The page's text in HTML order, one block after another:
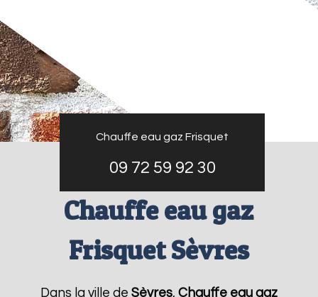
Chauffe eau gaz Frisquet
09 72 59 92 30
Chauffe eau gaz
Frisquet Sèvres
Dans la ville de Sèvres, Chauffe eau gaz